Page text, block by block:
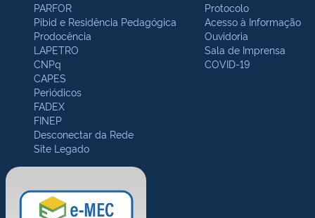
PARFOR
Pibid e Residência Pedagógica
Prodocência
LAPETRO
CNPq
CAPES
Periódicos
FADEX
FINEP
Desconectar da Rede
Site Legado
Protocolo
Acesso à Informação
Ouvidoria
Sala de Imprensa
COVID-19